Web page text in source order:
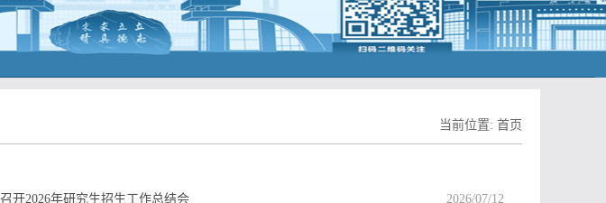
当前位置: 首页
2026年研究生招生工作总结会 2026/07/12